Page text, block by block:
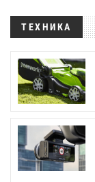
ТЕХНИКА